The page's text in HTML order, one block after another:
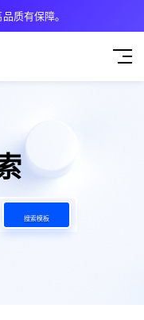
质有保障。
搜索模板